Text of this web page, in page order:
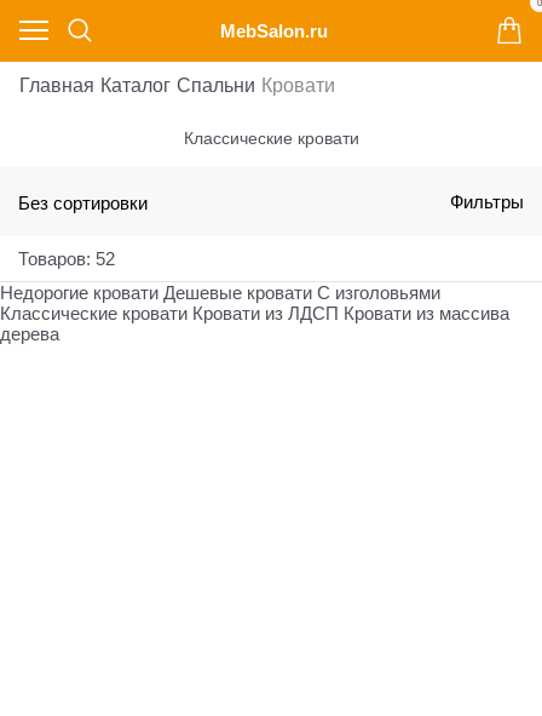
MebSalon.ru
0
Главная Каталог Cпальни Кровати
Классические кровати
Без сортировки Фильтры
Товаров: 52
Недорогие кровати Дешевые кровати С изголовьями
Классические кровати Кровати из ЛДСП Кровати из массива
дерева